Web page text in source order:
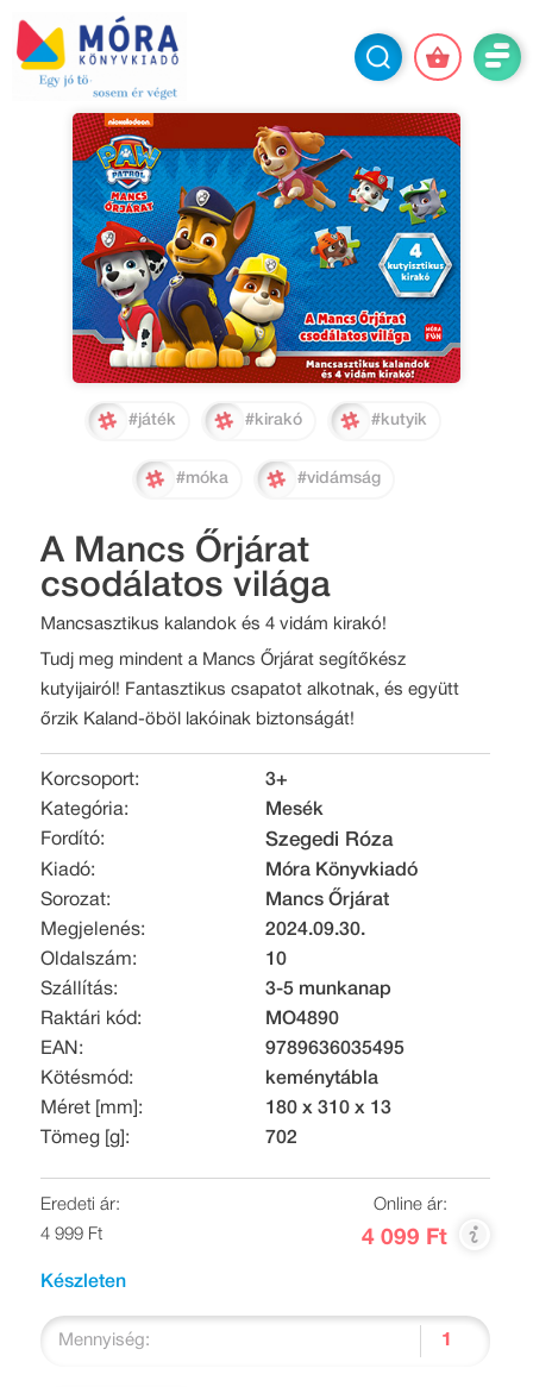
#játék #kirakó #kutyik
#móka #vidámság
A Mancs Őrjárat
csodálatos világa
Mancsasztikus kalandok és 4 vidám kirakó!
Tudj meg mindent a Mancs Őrjárat segítőkész
kutyijairól! Fantasztikus csapatot alkotnak, és együtt
őrzik Kaland-öböl lakóinak biztonságát!
Korcsoport:
3+
Kategória:
Mesék
Fordító:
Szegedi Róza
Kiadó:
Móra Könyvkiadó
Sorozat:
Mancs Őrjárat
Megjelenés:
2024.09.30.
Oldalszám:
10
Szállítás:
3-5 munkanap
Raktári kód:
MO4890
EAN:
9789636035495
Kötésmód:
keménytábla
Méret [mm]:
180 x 310 x 13
Tömeg [g]:
702
Eredeti ár:
4 999 Ft
Online ár:
4 099 Ft
Készleten
Mennyiség: